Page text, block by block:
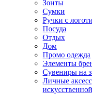
Зонты
Сумки
Ручки с
Посуда
Отдых
Дом
Промо одежда
Элементы
Сувениры на
Личные